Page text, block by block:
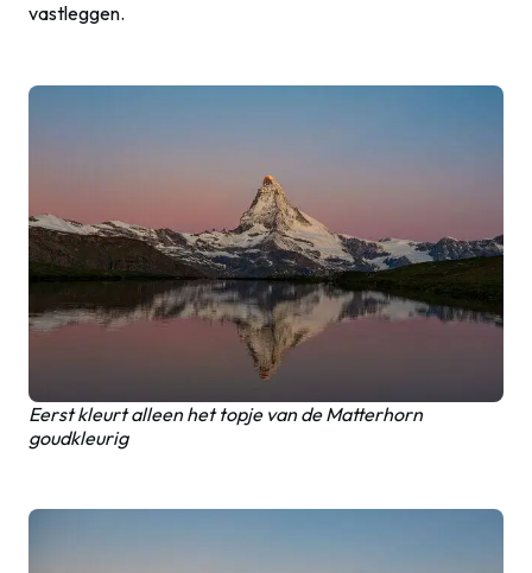
vastleggen.
Eerst kleurt alleen het topje van de Matterhorn
goudkleurig